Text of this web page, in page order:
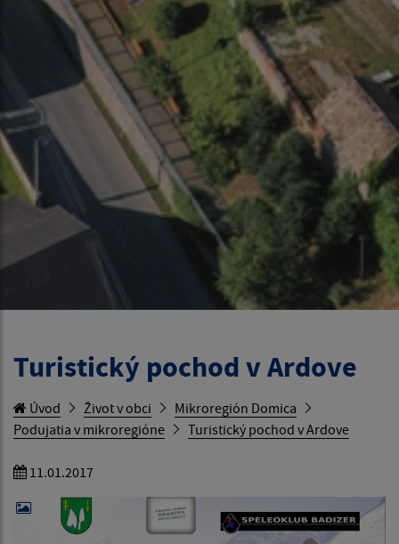
Turistický pochod v Ardove
Úvod Život v obci
Mikroregión Domica
Podujatia v mikroregióne
Turistický pochod v Ardove
11.01.2017